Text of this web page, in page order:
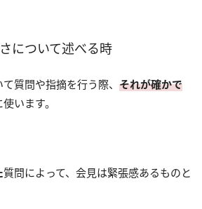
について述べる時
質問や指摘を行う際、 それが確かで
使います。
質問によって、会見は緊張感あるものと